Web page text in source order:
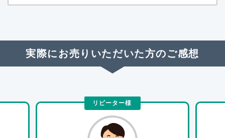
実際にお売りいただいた方のご感想
リピーター様